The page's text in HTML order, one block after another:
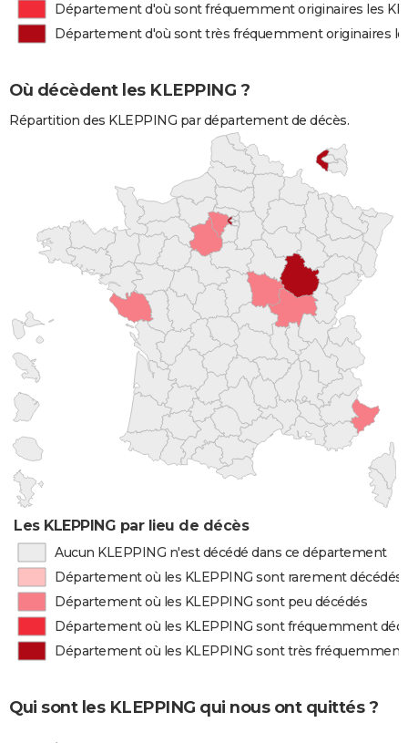
Département d'où sont fréquemment originaires les
Département d'où sont très fréquemment originaires
Où décèdent les KLEPPING ?
Répartition des KLEPPING par département de décès.
Les KLEPPING par lieu de décès
Aucun KLEPPING n'est décédé dans ce département
Département où les KLEPPING sont rarement décédés
Département où les KLEPPING sont peu décédés
Département où les KLEPPING sont fréquemment
Département où les KLEPPING sont très fréquemment
Qui sont les KLEPPING qui nous ont quittés ?